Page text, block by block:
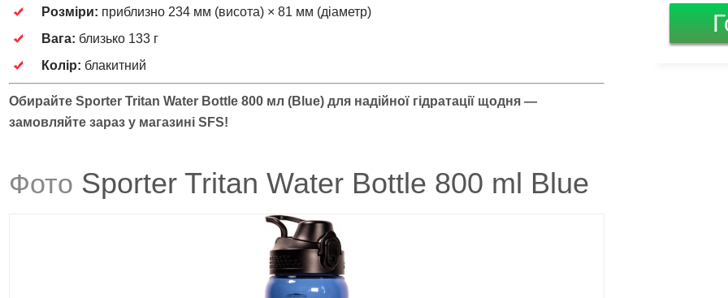
Розміри: приблизно 234 мм (висота) × 81 мм (діаметр)
Вага: близько 133 г
Колір: блакитний
Обирайте Sporter Tritan Water Bottle 800 мл (Blue) для надійної гідратації щодня —
замовляйте зараз у магазині SFS!
Фото Sporter Tritan Water Bottle 800 ml Blue